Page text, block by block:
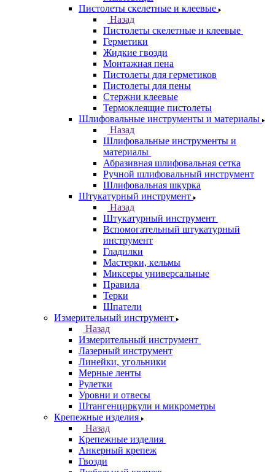
Пистолеты скелетные и клеевые
Назад
Пистолеты скелетные и клеевые
Герметики
Жидкие гвозди
Монтажная пена
Пистолеты для герметиков
Пистолеты для пены
Стержни клеевые
Термоклеящие пистолеты
Шлифовальные инструменты и материалы
Назад
Шлифовальные инструменты и
материалы
Абразивная шлифовальная сетка
Ручной шлифовальный инструмент
Шлифовальная шкурка
Штукатурный инструмент
Назад
Штукатурный инструмент
Вспомогательный штукатурный
инструмент
Гладилки
Мастерки, кельмы
Миксеры универсальные
Правила
Терки
Шпатели
Измерительный инструмент
Назад
Измерительный инструмент
Лазерный инструмент
Линейки, угольники
Мерные ленты
Рулетки
Уровни и отвесы
Штангенциркули и микрометры
Крепежные изделия
Назад
Крепежные изделия
Анкерный крепеж
Гвозди